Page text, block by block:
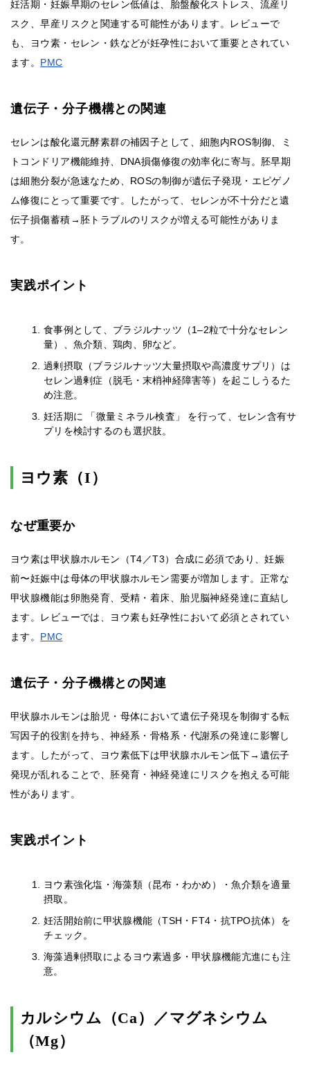
妊活期・妊娠早期のセレン低値は、胎盤酸化ストレス、流産リ
スク、早産リスクと関連する可能性があります。レビューで
も、ヨウ素・セレン・鉄などが妊孕性において重要とされてい
ます。 PMC
遺伝子・分子機構との関連
セレンは酸化還元酵素群の補因子として、細胞内ROS制御、ミ
トコンドリア機能維持、DNA損傷修復の効率化に寄与。胚早期
は細胞分裂が急速なため、ROSの制御が遺伝子発現・エピゲノ
ム修復にとって重要です。したがって、セレンが不十分だと遺
伝子損傷蓄積→胚トラブルのリスクが増える可能性がありま
す。
実践ポイント
食事例として、ブラジルナッツ（1–2粒で十分なセレン
量）、魚介類、鶏肉、卵など。
過剰摂取（ブラジルナッツ大量摂取や高濃度サプリ）は
セレン過剰症（脱毛・末梢神経障害等）を起こしうるた
め注意。
妊活期に 「微量ミネラル検査」 を行って、セレン含有サ
プリを検討するのも選択肢。
ヨウ素（I）
なぜ重要か
ヨウ素は甲状腺ホルモン（T4／T3）合成に必須であり、妊娠
前〜妊娠中は母体の甲状腺ホルモン需要が増加します。正常な
甲状腺機能は卵胞発育、受精・着床、胎児脳神経発達に直結し
ます。レビューでは、ヨウ素も妊孕性において必須とされてい
ます。 PMC
遺伝子・分子機構との関連
甲状腺ホルモンは胎児・母体において遺伝子発現を制御する転
写因子的役割を持ち、神経系・骨格系・代謝系の発達に影響し
ます。したがって、ヨウ素低下は甲状腺ホルモン低下→遺伝子
発現が乱れることで、胚発育・神経発達にリスクを抱える可能
性があります。
実践ポイント
ヨウ素強化塩・海藻類（昆布・わかめ）・魚介類を適量
摂取。
妊活開始前に甲状腺機能（TSH・FT4・抗TPO抗体）を
チェック。
海藻過剰摂取によるヨウ素過多・甲状腺機能亢進にも注
意。
カルシウム（Ca）／マグネシウム
（Mg）